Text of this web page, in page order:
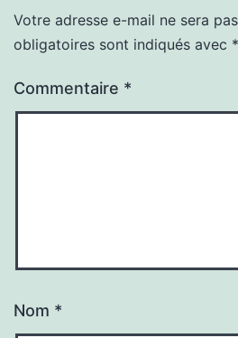
Votre adresse e-mail ne sera
obligatoires sont indiqués avec *
Commentaire *
Nom *